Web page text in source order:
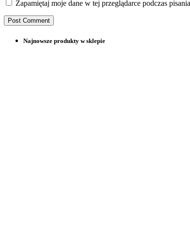
Zapamiętaj moje dane w tej przeglądarce podczas
Najnowsze produkty w sklepie